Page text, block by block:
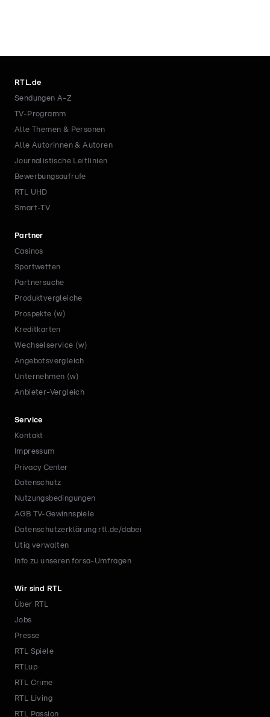
RTL.de
Sendungen A-Z
TV-Programm
Alle Themen & Personen
Alle Autorinnen & Autoren
Journalistische Leitlinien
Bewerbungsaufrufe
RTL UHD
Smart-TV
Partner
Casinos
Sportwetten
Partnersuche
Produktvergleiche
Prospekte (w)
Kreditkarten
Wechselservice (w)
Angebotsvergleich
Unternehmen (w)
Anbieter-Vergleich
Service
Kontakt
Impressum
Privacy Center
Datenschutz
Nutzungsbedingungen
AGB TV-Gewinnspiele
Datenschutzerklärung rtl.de/dabei
Utiq verwalten
Info zu unseren forsa-Umfragen
Wir sind RTL
Über RTL
Jobs
Presse
RTL Spiele
RTLup
RTL Crime
RTL Living
RTL Passion